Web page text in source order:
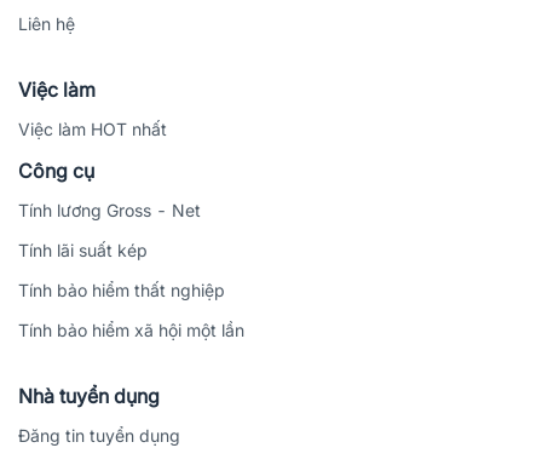
Liên hệ
Việc làm
Việc làm HOT nhất
Công cụ
Tính lương Gross - Net
Tính lãi suất kép
Tính bảo hiểm thất nghiệp
Tính bảo hiểm xã hội một lần
Nhà tuyển dụng
Đăng tin tuyển dụng